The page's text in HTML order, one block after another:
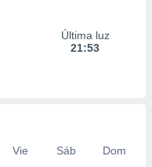
Última luz
21:53
Vie Sáb
Dom